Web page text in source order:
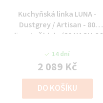
Kuchyňská linka LUNA -
Dustgrey / Artisan - 80
digestoř hlub. (80 NAGU-36
14 dní
2 089 Kč
DO KOŠÍKU